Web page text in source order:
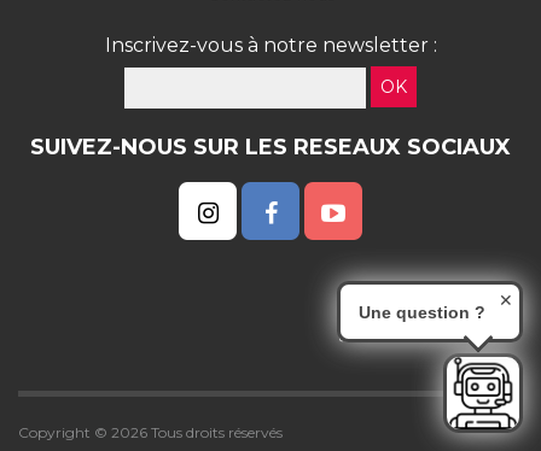
Inscrivez-vous à notre newsletter :
OK
SUIVEZ-NOUS SUR LES RESEAUX SOCIAUX
Copyright © 2026 Tous droits réservés
Une question ?
✕